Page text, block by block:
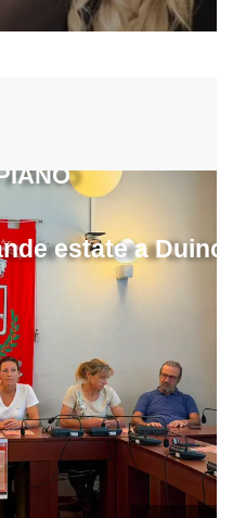
estate a